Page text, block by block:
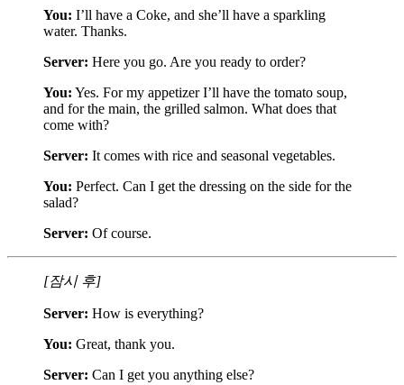
You: I’ll have a Coke, and she’ll have a sparkling
water. Thanks.
Server: Here you go. Are you ready to order?
You: Yes. For my appetizer I’ll have the tomato soup,
and for the main, the grilled salmon. What does that
come with?
Server: It comes with rice and seasonal vegetables.
You: Perfect. Can I get the dressing on the side for the
salad?
Server: Of course.
[잠시 후]
Server: How is everything?
You: Great, thank you.
Server: Can I get you anything else?